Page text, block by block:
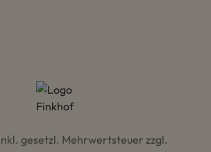
gesetzl. Mehrwertsteuer zzgl.